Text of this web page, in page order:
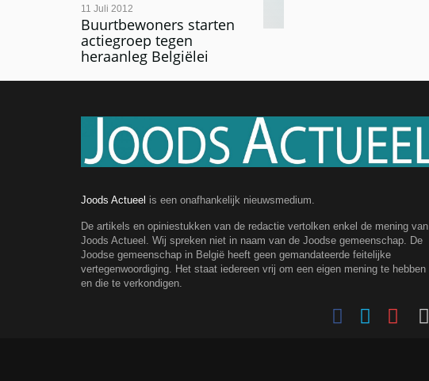
Buurtbewoners starten
actiegroep tegen
heraanleg Belgiëlei
11 Juli 2012
Joods Actueel is een onafhankelijk nieuwsmedium.
De artikels en opiniestukken van de redactie vertolken enkel de mening van
Joods Actueel. Wij spreken niet in naam van de Joodse gemeenschap. De
Joodse gemeenschap in België heeft geen gemandateerde feitelijke
vertegenwoordiging. Het staat iedereen vrij om een eigen mening te hebben
en die te verkondigen.